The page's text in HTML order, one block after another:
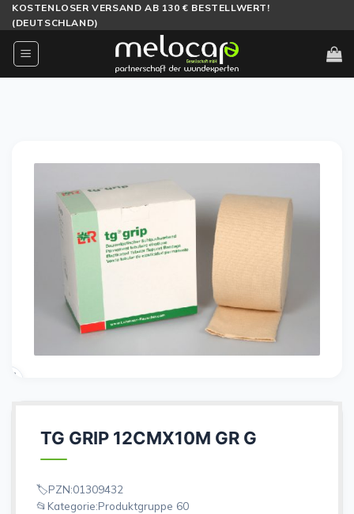
Zum
Inhalt
springen
KOSTENLOSER VERSAND AB 130 € BESTELLWERT!
(DEUTSCHLAND)
TG GRIP 12CMX10M GR G
PZN:01309432
Kategorie:Produktgruppe 60